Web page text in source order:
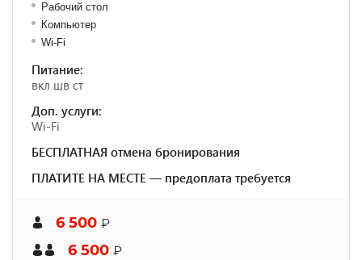
Рабочий стол
Компьютер
Wi-Fi
Питание:
вкл шв ст
Доп. услуги:
Wi-Fi
БЕСПЛАТНАЯ отмена бронирования
ПЛАТИТЕ НА МЕСТЕ — предоплата требуется
6 500 ₽
6 500 ₽